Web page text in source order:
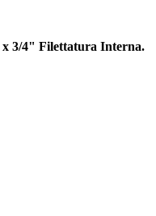
3/4" Filettatura Interna.